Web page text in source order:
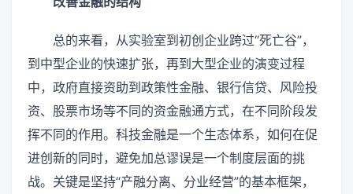
总的来看，从实验室到初创企业跨过“死亡谷”，
到中型企业的快速扩张，再到大型企业的演变过程
中，政府直接资助到政策性金融、银行信贷、风险投
资、股票市场等不同的资金融通方式，在不同阶段发
挥不同的作用。科技金融是一个生态体系，如何在促
进创新的同时，避免加总谬误是一个制度层面的挑
战。关键是坚持“产融分离、分业经营”的基本框架，